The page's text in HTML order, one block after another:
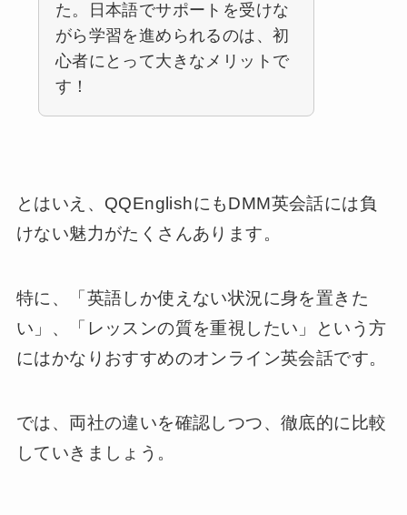
た。日本語でサポートを受けな
がら学習を進められるのは、初
心者にとって大きなメリットで
す！
とはいえ、QQEnglishにもDMM英会話には負
けない魅力がたくさんあります。
特に、「英語しか使えない状況に身を置きた
い」、「レッスンの質を重視したい」という方
にはかなりおすすめのオンライン英会話です。
では、両社の違いを確認しつつ、徹底的に比較
していきましょう。